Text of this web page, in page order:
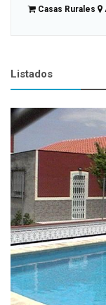
Casas Rurales
Listados